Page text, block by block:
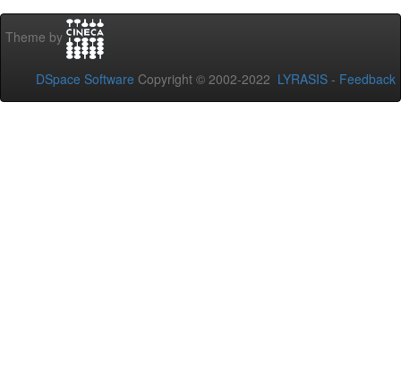
Theme by
DSpace Software Copyright © 2002-2022 LYRASIS - Feedback